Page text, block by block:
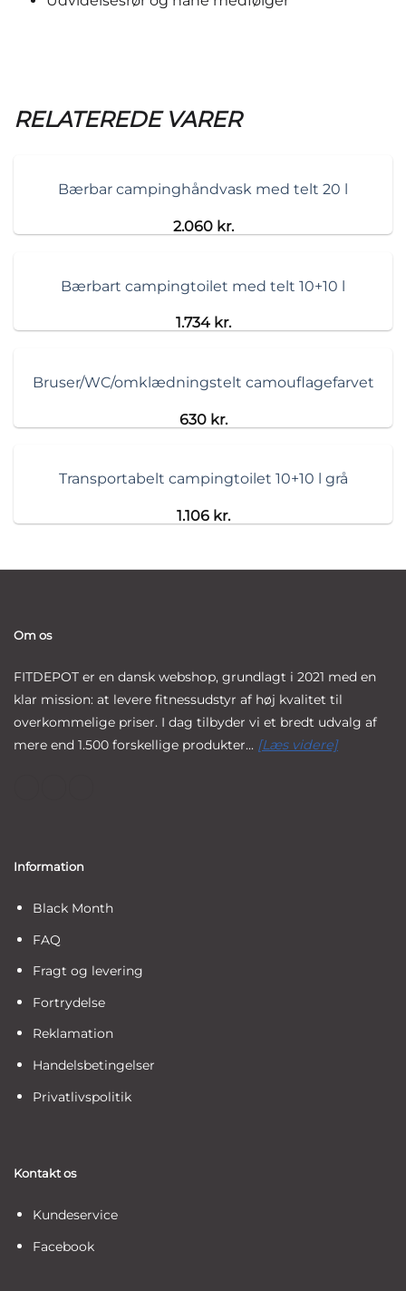
RELATEREDE VARER
Bærbar campinghåndvask med telt 20 l
2.060 kr.
Bærbart campingtoilet med telt 10+10 l
1.734 kr.
Bruser/WC/omklædningstelt camouflagefarvet
630 kr.
Transportabelt campingtoilet 10+10 l grå
1.106 kr.
Om os
FITDEPOT er en dansk webshop, grundlagt i 2021 med en
klar mission: at levere fitnessudstyr af høj kvalitet til
overkommelige priser. I dag tilbyder vi et bredt udvalg af
mere end 1.500 forskellige produkter... [Læs videre]
Information
Black Month
FAQ
Fragt og levering
Fortrydelse
Reklamation
Handelsbetingelser
Privatlivspolitik
Kontakt os
Kundeservice
Facebook